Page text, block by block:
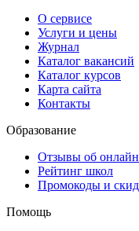
О сервисе
Услуги и цены
Журнал
Каталог вакансий
Каталог курсов
Карта сайта
Контакты
Образование
Отзывы об
Рейтинг школ
Промокоды и
Помощь